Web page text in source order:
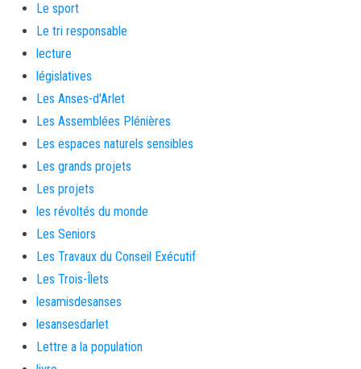
Le sport
Le tri responsable
lecture
législatives
Les Anses-d'Arlet
Les Assemblées Plénières
Les espaces naturels sensibles
Les grands projets
Les projets
les révoltés du monde
Les Seniors
Les Travaux du Conseil Exécutif
Les Trois-Îlets
lesamisdesanses
lesansesdarlet
Lettre a la population